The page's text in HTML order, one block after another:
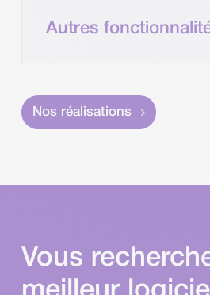
Autres
Nos réalisations
Vous